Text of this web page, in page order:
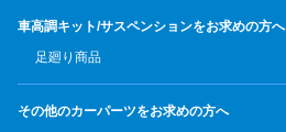
車高調キット/サスペンションをお求めの方へ
足廻り商品
その他のカーパーツをお求めの方へ